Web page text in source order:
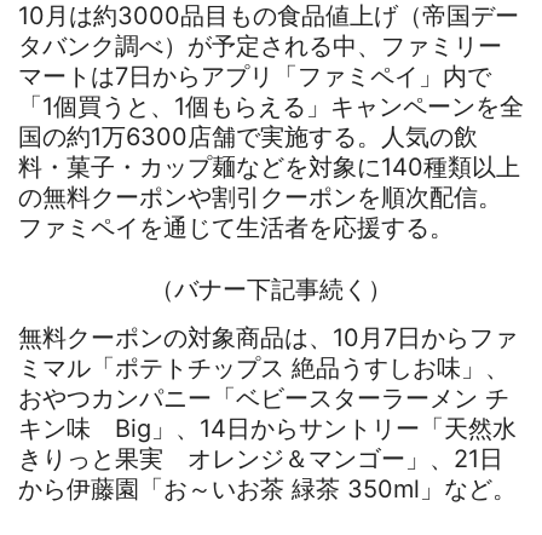
10月は約3000品目もの食品値上げ（帝国デー
タバンク調べ）が予定される中、ファミリー
マートは7日からアプリ「ファミペイ」内で
「1個買うと、1個もらえる」キャンペーンを全
国の約1万6300店舗で実施する。人気の飲
料・菓子・カップ麺などを対象に140種類以上
の無料クーポンや割引クーポンを順次配信。
ファミペイを通じて生活者を応援する。
（バナー下記事続く）
無料クーポンの対象商品は、10月7日からファ
ミマル「ポテトチップス 絶品うすしお味」、
おやつカンパニー「ベビースターラーメン チ
キン味 Big」、14日からサントリー「天然水
きりっと果実 オレンジ＆マンゴー」、21日
から伊藤園「お～いお茶 緑茶 350ml」など。